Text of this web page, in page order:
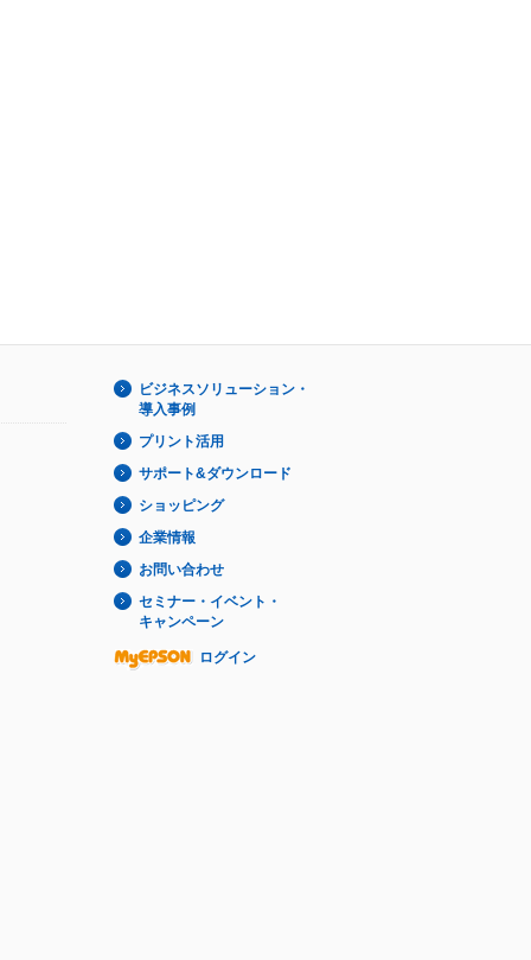
ビジネスソリューション・
導入事例
プリント活用
サポート&ダウンロード
ショッピング
企業情報
お問い合わせ
セミナー・イベント・
キャンペーン
ログイン